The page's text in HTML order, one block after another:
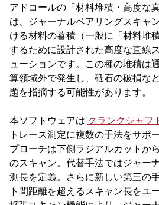
アドコールの「材料堆積・高度な
は、ジャーナルベアリングスキャ
ける材料の蓄積（一般に「材料堆
するために設計された高度な直線
ューションです。この種の堆積は
算領域外で発生し、砥石の破損な
題を指摘する可能性があります。
本ソフトウェアは クランクシャフ
トレース測定に複数の手法をサポ
プローチは下側ラジアルカットか
のスキャン。代替手法ではジャー
測長を定義。さらに新しい第三の
ト間距離を超えるスキャン長をユ